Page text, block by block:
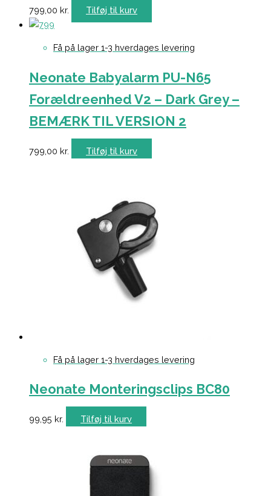
799,00 kr. Tilføj til kurv
Få på lager 1-3 hverdages levering
Neonate Babyalarm PU-N65
Forældreenhed V2 – Dark Grey –
BEMÆRK TIL VERSION 2
799,00 kr. Tilføj til kurv
Få på lager 1-3 hverdages levering
Neonate Monteringsclips BC80
99,95 kr. Tilføj til kurv